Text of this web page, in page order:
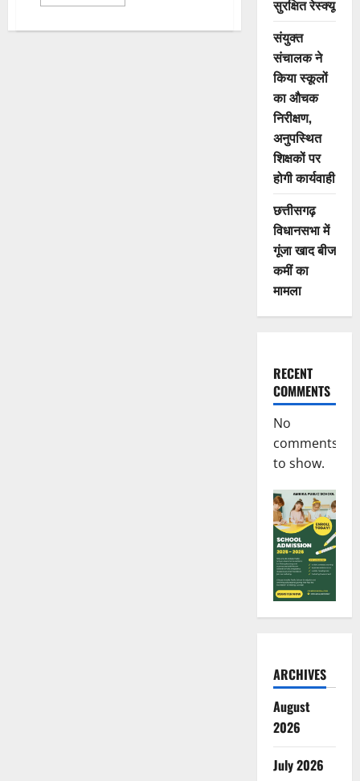
:राष्ट्रीय
सुरक्षित रेस्क्यू
संयुक्त
संचालक ने
किया स्कूलों
का औचक
निरीक्षण,
अनुपस्थित
शिक्षकों पर
होगी कार्यवाही
छत्तीसगढ़
विधानसभा में
गूंजा खाद बीज
कमीं का
मामला
RECENT
COMMENTS
No
comments
to show.
ARCHIVES
August
2026
July 2026